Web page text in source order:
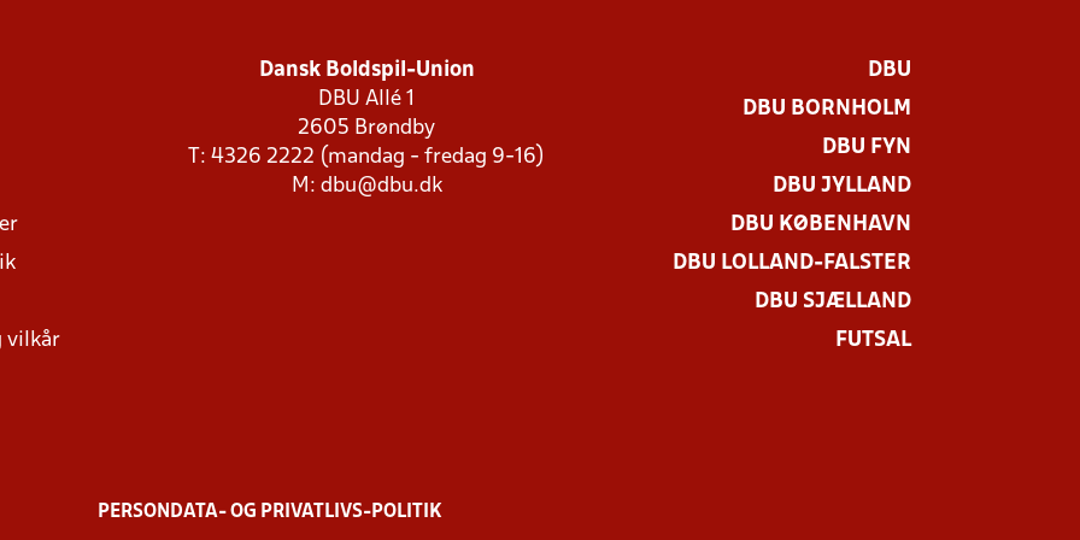
vilkår
Dansk Boldspil-Union
DBU Allé 1
2605 Brøndby
T: 4326 2222 (mandag - fredag 9-16)
M: dbu@dbu.dk
DBU
DBU BORNHOLM
DBU FYN
DBU JYLLAND
DBU KØBENHAVN
DBU LOLLAND-FALSTER
DBU SJÆLLAND
FUTSAL
PERSONDATA- OG PRIVATLIVS-POLITIK